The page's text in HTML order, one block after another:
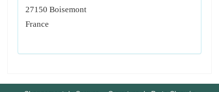
27150 Boisemont
France